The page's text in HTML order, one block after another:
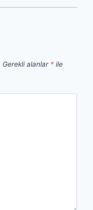
Gerekli alanlar * ile